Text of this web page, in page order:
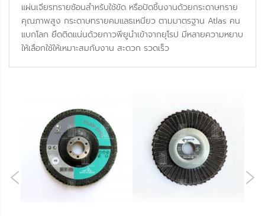
แผ่นเจียรทรายซ้อนสำหรับใช้ขัด หรือปัดชิ้นงานด้วยกระดาษทราย
คุณภาพสูง กระดาษทรายคมแลธเหนียว ตามมาตรฐาน Atlas คน
แบกโลก ยึดติดแน่นด้วยกาวพียูนำเข้าจากยุโรป มีหลายความหยาบ
ให้เลือกใช้ให้เหมาะสมกับงาน สะดวก รวดเร็ว